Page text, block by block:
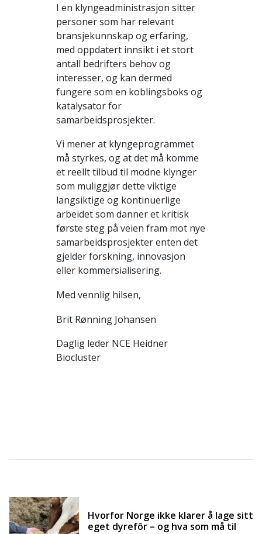
I en klyngeadministrasjon sitter
personer som har relevant
bransjekunnskap og erfaring,
med oppdatert innsikt i et stort
antall bedrifters behov og
interesser, og kan dermed
fungere som en koblingsboks og
katalysator for
samarbeidsprosjekter.
Vi mener at klyngeprogrammet
må styrkes, og at det må komme
et reellt tilbud til modne klynger
som muliggjør dette viktige
langsiktige og kontinuerlige
arbeidet som danner et kritisk
første steg på veien fram mot nye
samarbeidsprosjekter enten det
gjelder forskning, innovasjon
eller kommersialisering.
Med vennlig hilsen,
Brit Rønning Johansen
Daglig leder NCE Heidner
Biocluster
Hvorfor Norge ikke klarer å lage sitt
eget dyrefôr – og hva som må til